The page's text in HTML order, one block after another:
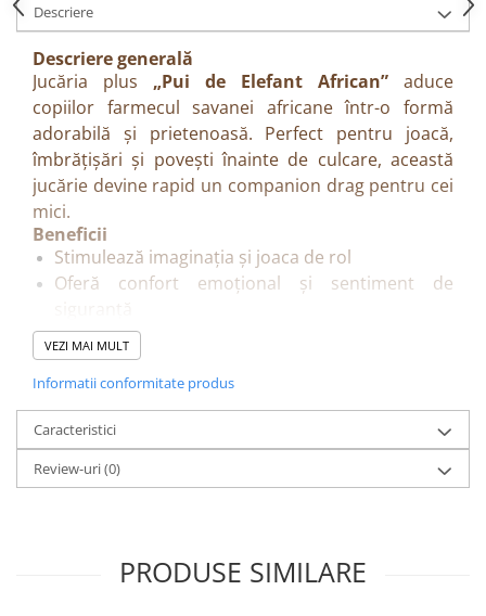
Descriere
Descriere generală
Jucăria plus „Pui de Elefant African” aduce
copiilor farmecul savanei africane într-o formă
adorabilă și prietenoasă. Perfect pentru joacă,
îmbrățișări și povești înainte de culcare, această
jucărie devine rapid un companion drag pentru cei
mici.
Beneficii
Stimulează imaginația și joaca de rol
Oferă confort emoțional și sentiment de
Încurajează empatia și iubirea pentru animale
Ajută la dezvoltarea abilităților motorii fine prin
manipulare și joacă
Caracteristici
Design realist cu detalii precum urechi mari și
trompă specifică
Material moale, sigur și plăcut la atingere
Detalii tehnice
VEZI MAI MULT
Informatii conformitate produs
Caracteristici
Review-uri(0)
PRODUSE SIMILARE